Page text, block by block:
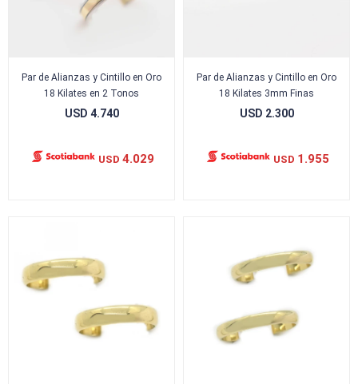
Par de Alianzas y Cintillo en Oro
18 Kilates en 2 Tonos
USD 4.740
USD 4.029
Par de Alianzas y Cintillo en Oro
18 Kilates 3mm Finas
USD 2.300
USD 1.955